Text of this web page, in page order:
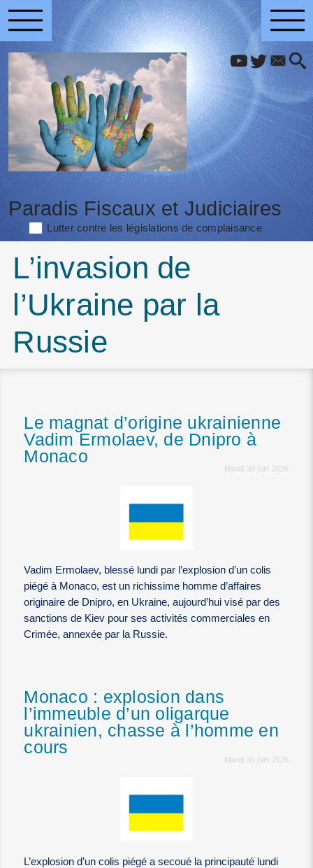
Paradis Fiscaux et Judiciaires
Lutter contre les législations de complaisance
L’invasion de
l’Ukraine par la
Russie
Le magnat d’origine ukrainienne
Vadim Ermolaev, de Dnipro à
Monaco
Mardi 30 juin 2026
Vadim Ermolaev, blessé lundi par l’explosion d’un colis
piégé à Monaco, est un richissime homme d’affaires
originaire de Dnipro, en Ukraine, aujourd’hui visé par des
sanctions de Kiev pour ses activités commerciales en
Crimée, annexée par la Russie.
Monaco : explosion dans
l’immeuble d’un oligarque
ukrainien, chasse à l’homme en
cours
Mardi 30 juin 2026
L’explosion d’un colis piégé a secoué la principauté lundi